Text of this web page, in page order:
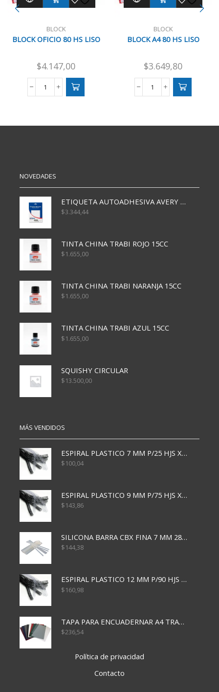
BLOCK
BLOCK OFICIO 80 HS LISO
$4.147,00
BLOCK
LISO
BLOCK
BLOCK A4 80 HS LISO
$3.649,80
BLOCK
LISO
NOVEDADES
ETIQUETA AUTOADHESIVA AVERY 3026 30H 20 X 70
$3.344,44
TINTA CHINA TRABI ROJO 15CC
$1.655,00
TINTA CHINA TRABI NARANJA 15CC
$1.655,00
TINTA CHINA TRABI AZUL 15CC
$1.655,00
SQUISHY CIRCULAR
$13.500,00
MÁS VENDIDOS
ESPIRAL PLASTICO 7 MM P/25 HJS X50x3000
$100,04
ESPIRAL PLASTICO 9 MM P/75 HJS X50X2400
$143,86
SILICONA BARRA CBX FINA 7 MM 28 CM
$144,38
ESPIRAL PLASTICO 12 MM P/90 HJS X50X1500
$160,98
TAPA PARA ENCUADERNAR A4 TRANSP x50x500
$236,54
Política de privacidad
Contacto